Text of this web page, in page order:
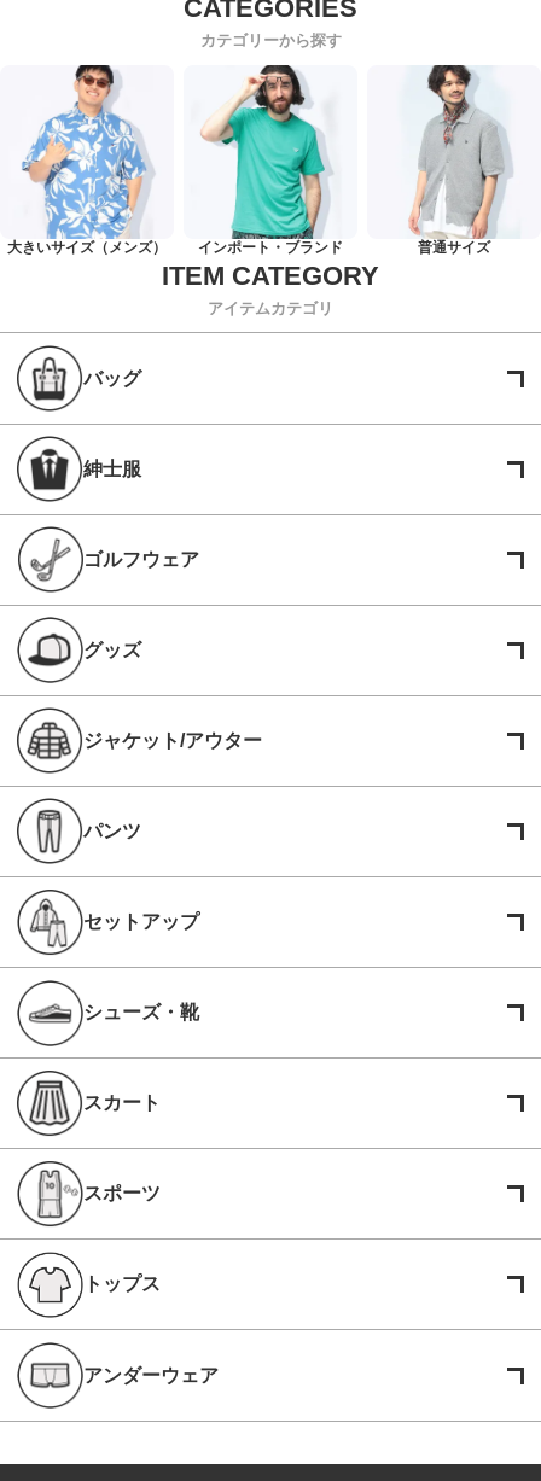
カテゴリーから探す
大きいサイズ（メンズ） インポート・ブランド 普通サイズ
アイテムカテゴリ
バッグ
紳士服
ゴルフウェア
グッズ
ジャケット/アウター
パンツ
セットアップ
シューズ・靴
スカート
スポーツ
トップス
アンダーウェア